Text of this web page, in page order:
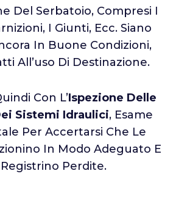
Del Serbatoio, Compresi I
I Giunti, Ecc. Siano
In Buone Condizioni,
All’uso Di Destinazione.
Con L’Ispezione Delle
Sistemi Idraulici, Esame
Per Accertarsi Che Le
In Modo Adeguato E
Perdite.